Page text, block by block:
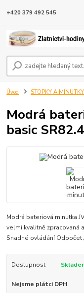
+420 379 492 545
Úvod STOPKY A MINUTKY
Modrá
basic SR82.4
Modrá bateriová minutka
velmi kvalitně zpracovaná
Snadné ovládání Odpočet
Dostupnost
Nejsme plátci DPH